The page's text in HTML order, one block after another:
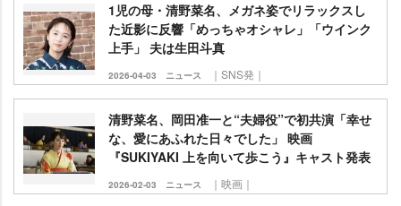
1児の母・清野菜名、メガネ姿でリラックスし
た近影に反響「めっちゃオシャレ」「ウインク
上手」 夫は生田斗真
2026-04-03 ニュース ｜SNS発｜
清野菜名、岡田准一と“夫婦役”で初共演「幸せ
な、愛にあふれた日々でした」 映画
『SUKIYAKI 上を向いて歩こう』キャスト発表
2026-02-03 ニュース ｜映画｜